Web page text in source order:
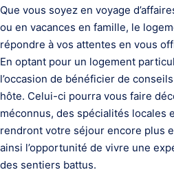
Que vous soyez en voyage
ou en vacances en famille, le
répondre à vos attentes en vous
En optant pour un logement
l’occasion de bénéficier de
hôte. Celui-ci pourra vous faire
méconnus, des spécialités locales
rendront votre séjour encore plus
ainsi l’opportunité de vivre une
des sentiers battus.